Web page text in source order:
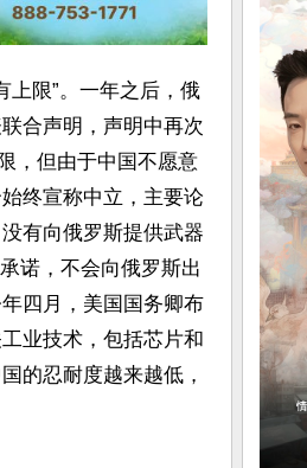
上限”。一年之后，俄
合声明，声明中再次
，但由于中国不愿意
终宣称中立，主要论
有向俄罗斯提供武器
诺，不会向俄罗斯出
四月，美国国务卿布
业技术，包括芯片和
的忍耐度越来越低，